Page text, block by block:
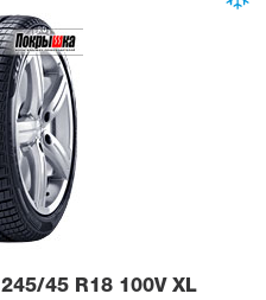
245/45 R18 100V XL